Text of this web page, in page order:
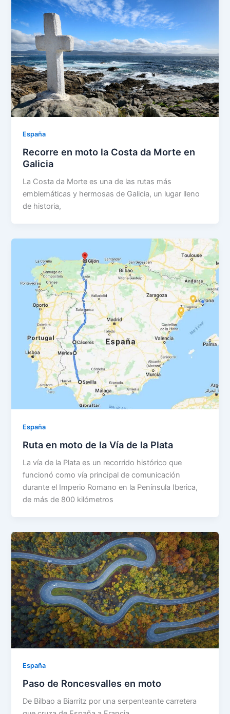
España
Recorre en moto la Costa da Morte en
Galicia
La Costa da Morte es una de las rutas más
emblemáticas y hermosas de Galicia, un lugar lleno
de historia,
España
Ruta en moto de la Vía de la Plata
La vía de la Plata es un recorrido histórico que
funcionó como vía principal de comunicación
durante el Imperio Romano en la Península Iberica,
de más de 800 kilómetros
España
Paso de Roncesvalles en moto
De Bilbao a Biarritz por una serpenteante carretera